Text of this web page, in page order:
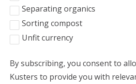
Separating organics
Sorting compost
Unfit currency
By subscribing, you consent to
Kusters to provide you with